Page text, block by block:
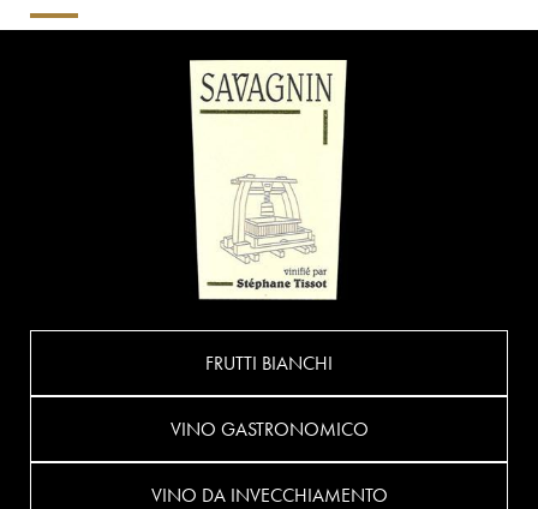
FRUTTI BIANCHI
VINO GASTRONOMICO
VINO DA INVECCHIAMENTO